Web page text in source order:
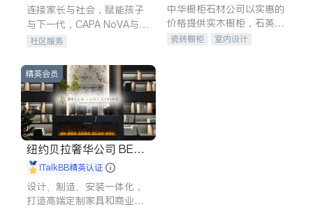
连接家长与社会，赋能孩子
与下一代，CAPA NoVA与您
携手建设包容、公平、充满
社区服务
中华橱柜石材公司以实惠的
价格提供实木橱柜，石英石
台面，多种优质不锈钢水
瓷砖橱柜
室内设计
精英会员
纽约贝拉奢华公司 BELL
A LUXE
iTalkBB精英认证
设计、制造、安装一体化，
打造高端定制家具和商业空